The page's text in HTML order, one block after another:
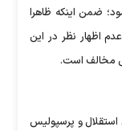
ضمن اینکه ظاهرا
اظهار نظر در این
مخالف است.
استقلال و پرسپولیس